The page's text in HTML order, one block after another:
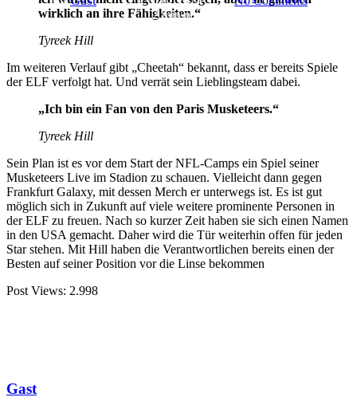
2 min read
wirklich an ihre Fähigkeiten.“
Tyreek Hill
Im weiteren Verlauf gibt „Cheetah“ bekannt, dass er bereits Spiele
der ELF verfolgt hat. Und verrät sein Lieblingsteam dabei.
„Ich bin ein Fan von den Paris Musketeers.“
Tyreek Hill
Sein Plan ist es vor dem Start der NFL-Camps ein Spiel seiner
Musketeers Live im Stadion zu schauen. Vielleicht dann gegen
Frankfurt Galaxy, mit dessen Merch er unterwegs ist. Es ist gut
möglich sich in Zukunft auf viele weitere prominente Personen in
der ELF zu freuen. Nach so kurzer Zeit haben sie sich einen Namen
in den USA gemacht. Daher wird die Tür weiterhin offen für jeden
Star stehen. Mit Hill haben die Verantwortlichen bereits einen der
Besten auf seiner Position vor die Linse bekommen
Post Views: 2.998
Gast